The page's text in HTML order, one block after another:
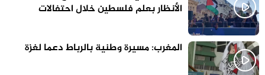
الأنظار بعلم فلسطين خلال احتفالات
المغرب: مسيرة وطنية بالرباط دعما لغزة